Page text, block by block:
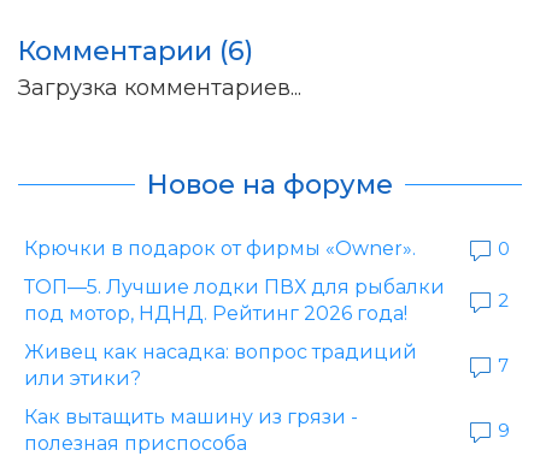
Комментарии (6)
Загрузка комментариев...
Новое на форуме
Крючки в подарок от фирмы «Owner».
0
ТОП—5. Лучшие лодки ПВХ для рыбалки
под мотор, НДНД. Рейтинг 2026 года!
2
Живец как насадка: вопрос традиций
или этики?
7
Как вытащить машину из грязи -
полезная приспособа
9